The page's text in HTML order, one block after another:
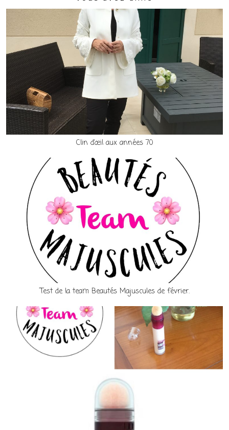
Clin d’œil aux années 70
Test de la team Beautés Majuscules de février.